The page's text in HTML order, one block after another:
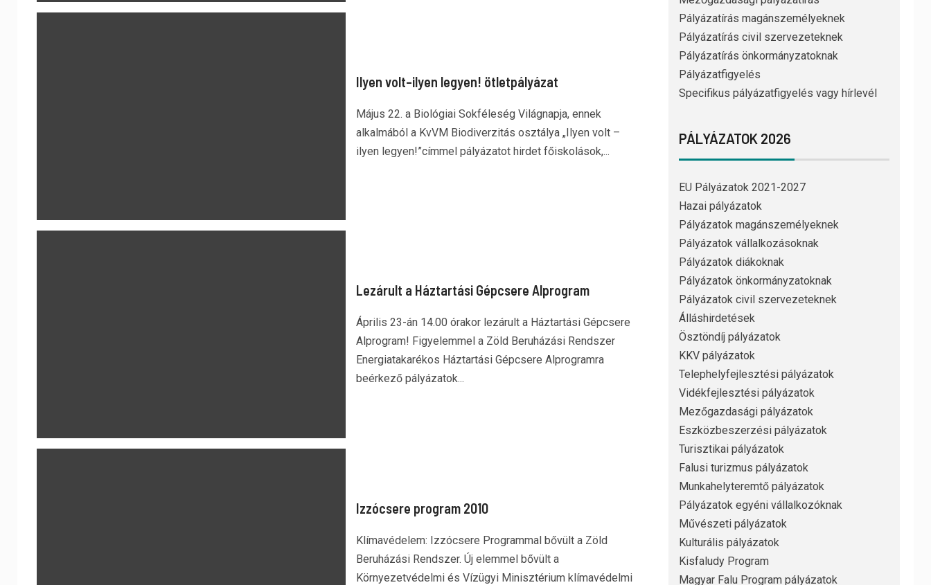
Ilyen volt–ilyen legyen! ötletpályázat
Május 22. a Biológiai Sokféleség Világnapja, ennek
alkalmából a KvVM Biodiverzitás osztálya „Ilyen volt –
ilyen legyen!”címmel pályázatot hirdet főiskolások,...
Lezárult a Háztartási Gépcsere Alprogram
Április 23-án 14.00 órakor lezárult a Háztartási Gépcsere
Alprogram! Figyelemmel a Zöld Beruházási Rendszer
Energiatakarékos Háztartási Gépcsere Alprogramra
beérkező pályázatok...
Izzócsere program 2010
Klímavédelem: Izzócsere Programmal bővült a Zöld
Beruházási Rendszer. Új elemmel bővült a
Környezetvédelmi és Vízügyi Minisztérium klímavédelmi
Pályázatírás magánszemélyeknek
Pályázatírás civil szervezeteknek
Pályázatírás önkormányzatoknak
Pályázatfigyelés
Specifikus pályázatfigyelés vagy hírlevél
PÁLYÁZATOK 2026
EU Pályázatok 2021-2027
Hazai pályázatok
Pályázatok magánszemélyeknek
Pályázatok vállalkozásoknak
Pályázatok diákoknak
Pályázatok önkormányzatoknak
Pályázatok civil szervezeteknek
Álláshirdetések
Ösztöndíj pályázatok
KKV pályázatok
Telephelyfejlesztési pályázatok
Vidékfejlesztési pályázatok
Mezőgazdasági pályázatok
Eszközbeszerzési pályázatok
Turisztikai pályázatok
Falusi turizmus pályázatok
Munkahelyteremtő pályázatok
Pályázatok egyéni vállalkozóknak
Művészeti pályázatok
Kulturális pályázatok
Kisfaludy Program
Magyar Falu Program pályázatok